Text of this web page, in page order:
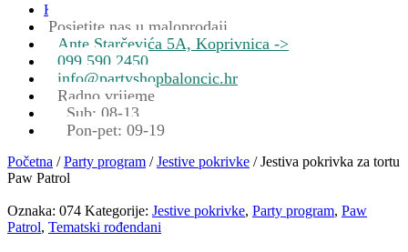
Kontakt
Posjetite nas u maloprodaji
Ante Starčevića 5A, Koprivnica ->
099 590 2450
info@partyshopbaloncic.hr
Radno vrijeme
Sub: 08-13
Pon-pet: 09-19
Početna /Party program /Jestive pokrivke / Jestiva pokrivka za tortu
Paw Patrol
Oznaka: 074 Kategorije: Jestive pokrivke, Party program, Paw
Patrol, Tematski rođendani